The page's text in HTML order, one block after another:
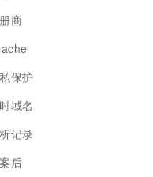
商
保护
域名
记录
后